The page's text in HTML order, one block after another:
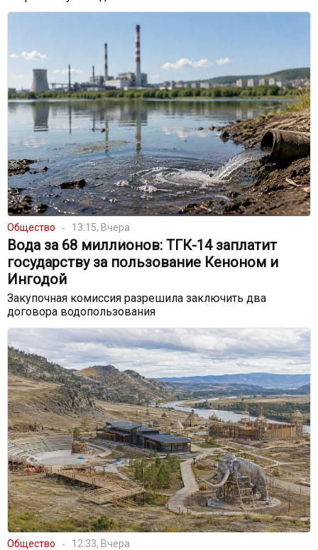
Общество 13:15, Вчера
Вода за 68 миллионов: ТГК-14 заплатит
государству за пользование Кеноном и
Ингодой
Закупочная комиссия разрешила заключить два
договора водопользования
Общество 12:33, Вчера